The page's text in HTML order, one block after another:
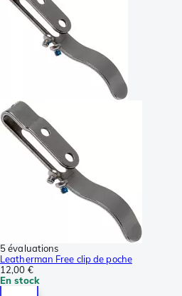
5 évaluations
Leatherman Free clip de poche
12,00 €
En stock